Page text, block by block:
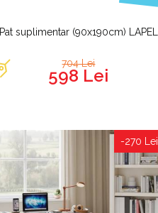
Pat suplimentar (90x190cm) LAPEL
704 Lei
598 Lei
-270 Lei